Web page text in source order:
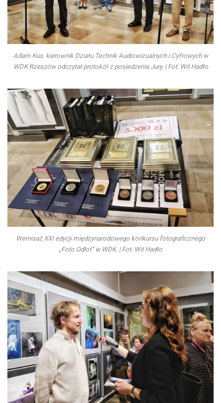
Adam Kus, kierownik Działu Technik Audiowizualnych i Cyfrowych w
WDK Rzeszów odczytał protokół z posiedzenia Jury. | Fot. Wit Hadło
Wernisaż XXI edycji międzynarodowego konkursu fotograficznego
„Foto Odlot” w WDK. | Fot. Wit Hadło